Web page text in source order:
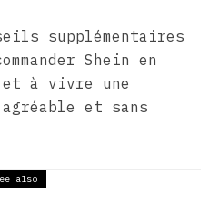
supplémentaires
Shein en
et à vivre une
et sans
also